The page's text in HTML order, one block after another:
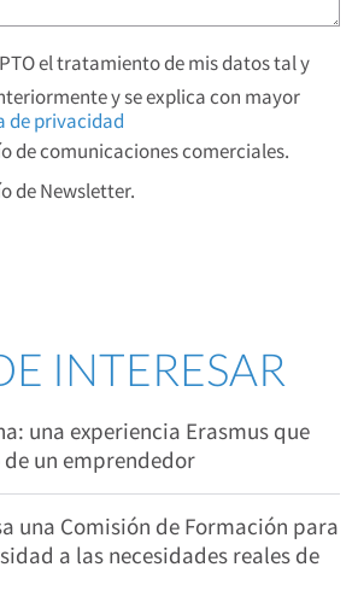
el tratamiento de mis datos tal y
y se explica con mayor
de privacidad
de comunicaciones comerciales.
de Newsletter.
INTERESAR
una experiencia Erasmus que
un emprendedor
una Comisión de Formación para
a las necesidades reales de